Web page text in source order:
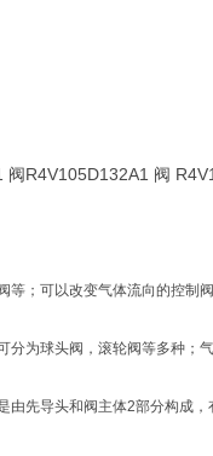
R4V105D132A1 阀
；可以改变气体流向的控制
为球头阀，滚轮阀等多种；
先导头和阀主体2部分构成，